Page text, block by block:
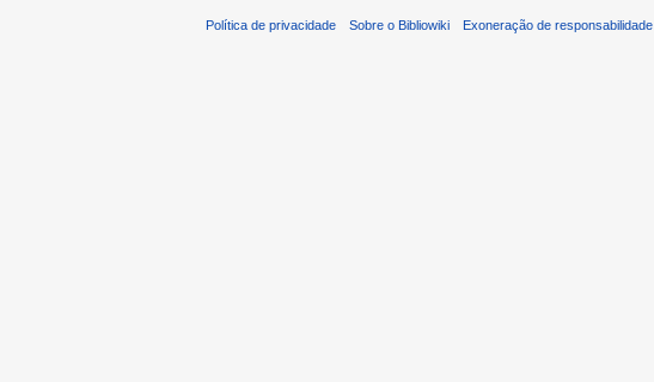
Política de privacidade Sobre o Bibliowiki Exoneração de responsabilidade